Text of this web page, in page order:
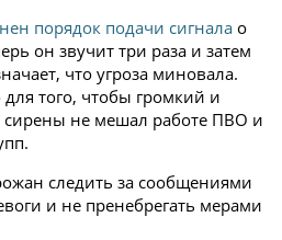
порядок подачи сигнала о
он звучит три раза и затем
что угроза миновала.
того, чтобы громкий и
не мешал работе ПВО и
следить за сообщениями
и не пренебрегать мерами